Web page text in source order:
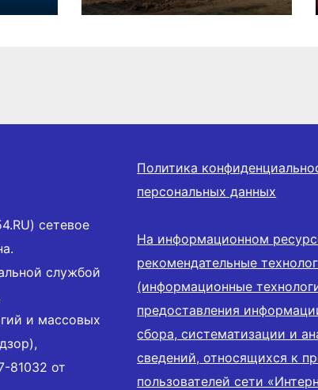
почти 50 тысяч
сетевое
службой
и массовых
81032 от
Политика
персональных данных
На информационном
рекомендательные
(информационные
предоставления
сбора, систематизации и
сведений, относящихся к
пользователей сети